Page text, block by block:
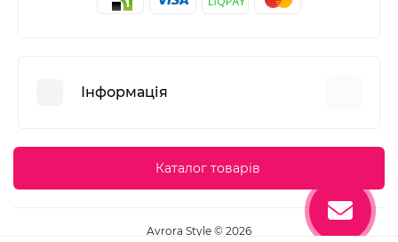
Інформація
Угода користувача
Повернення товару
Каталог товарів
Avrora Style © 2026